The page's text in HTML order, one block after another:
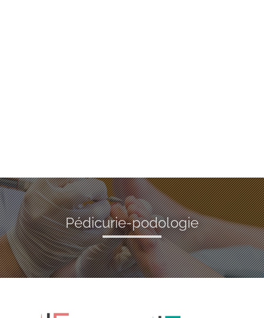
Pédicurie-podologie